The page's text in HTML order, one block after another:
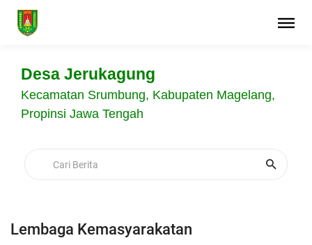
Desa Jerukagung
Kecamatan Srumbung, Kabupaten Magelang,
Propinsi Jawa Tengah
Lembaga Kemasyarakatan